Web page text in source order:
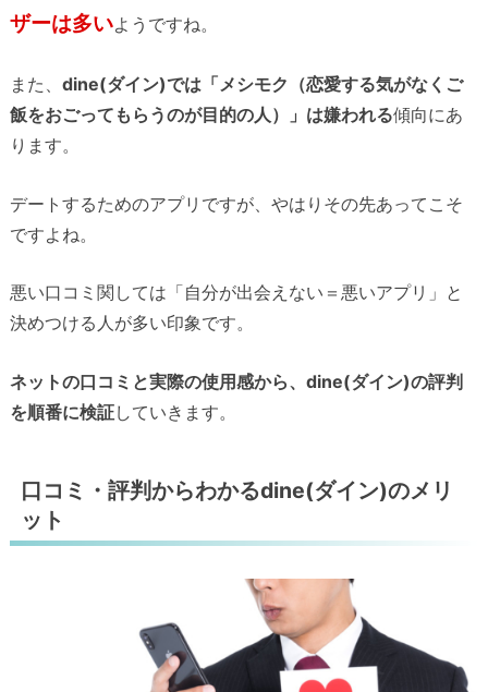
ザーは多いようですね。
また、 dine(ダイン)では「メシモク（恋愛する気がなくご
飯をおごってもらうのが目的の人）」は嫌われる傾向にあ
ります。
デートするためのアプリですが、やはりその先あってこそ
ですよね。
悪い口コミ関しては「自分が出会えない＝悪いアプリ」と
決めつける人が多い印象です。
ネットの口コミと実際の使用感から、dine(ダイン)の評判
を順番に検証していきます。
口コミ・評判からわかるdine(ダイン)のメリ
ット